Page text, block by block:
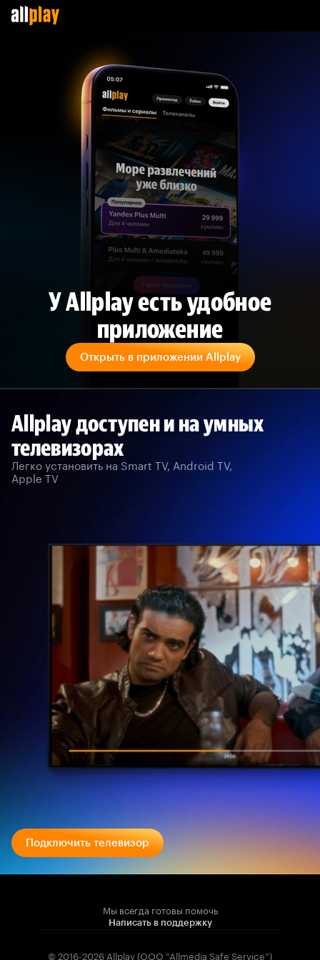
У Allplay есть удобное
приложение
Открыть в приложении Allplay
Allplay доступен и на умных
телевизорах
Легко установить на Smart TV, Android TV,
Apple TV
Подключить телевизор
Мы всегда готовы помочь
Написать в поддержку
© 2016-2026 Allplay (OOO “Allmedia Safe Service”)